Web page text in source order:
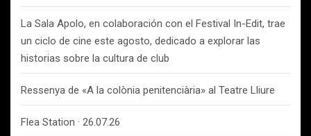
La Sala Apolo, en colaboración con el Festival In-Edit, trae
un ciclo de cine este agosto, dedicado a explorar las
historias sobre la cultura de club
Ressenya de «A la colònia penitenciària» al Teatre Lliure
Flea Station · 26.07.26